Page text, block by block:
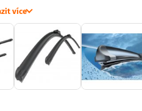
- 1.5 velmi dobré)
stěrači
oceli
čepů jako u běžných stěračů
nižší hlučnost
více